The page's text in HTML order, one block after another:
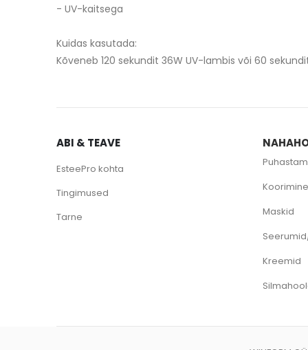
- UV-kaitsega
Kuidas kasutada:
Kõveneb 120 sekundit 36W UV-lambis või 60
ABI & TEAVE
EsteePro kohta
Tingimused
Tarne
Koorimine
Maskid
Kreemid